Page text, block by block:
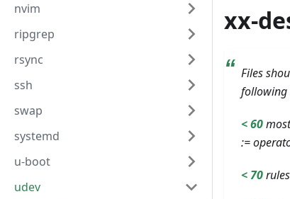
nvim
ripgrep
rsync
ssh
swap
systemd
u-boot
udev
xx-
Files
following
< 60
:=
< 70